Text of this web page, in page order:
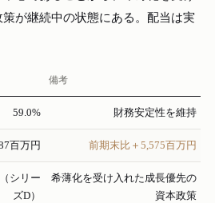
が継続中の状態にある。配当は実
備考
59.0% 財務安定性を維持
百万円 前期末比＋5,575百万円
シリー
ズD）
希薄化を受け入れた成長優先の
資本政策